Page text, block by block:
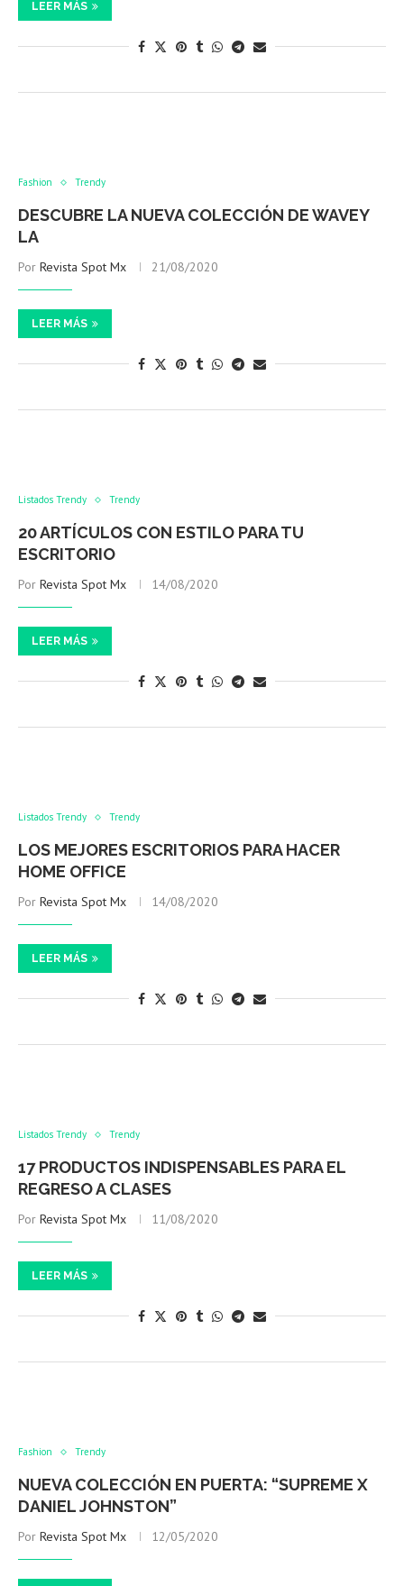
LEER MÁS
Fashion Trendy
DESCUBRE LA NUEVA COLECCIÓN DE WAVEY
LA
Por Revista Spot Mx 21/08/2020
LEER MÁS
Listados Trendy Trendy
20 ARTÍCULOS CON ESTILO PARA TU
ESCRITORIO
Por Revista Spot Mx 14/08/2020
LEER MÁS
Listados Trendy Trendy
LOS MEJORES ESCRITORIOS PARA HACER
HOME OFFICE
Por Revista Spot Mx 14/08/2020
LEER MÁS
Listados Trendy Trendy
17 PRODUCTOS INDISPENSABLES PARA EL
REGRESO A CLASES
Por Revista Spot Mx 11/08/2020
LEER MÁS
Fashion Trendy
NUEVA COLECCIÓN EN PUERTA: “SUPREME X
DANIEL JOHNSTON”
Por Revista Spot Mx 12/05/2020